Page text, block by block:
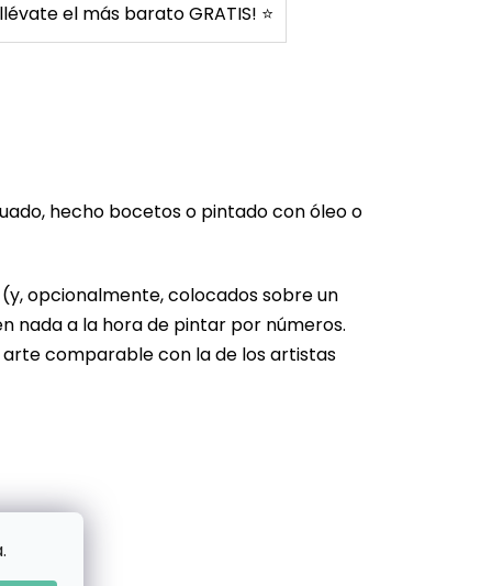
el más barato GRATIS! ⭐
hecho bocetos o pintado con óleo o
opcionalmente, colocados sobre un
nada a la hora de pintar por números.
comparable con la de los artistas